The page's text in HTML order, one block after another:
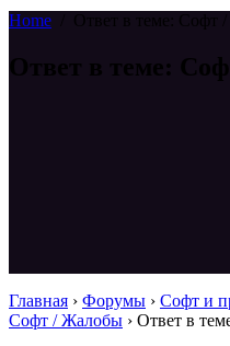
Home Ответ в теме: Софт /
Ответ в теме:
Главная › Форумы › Софт и
Софт / Жалобы › Ответ в